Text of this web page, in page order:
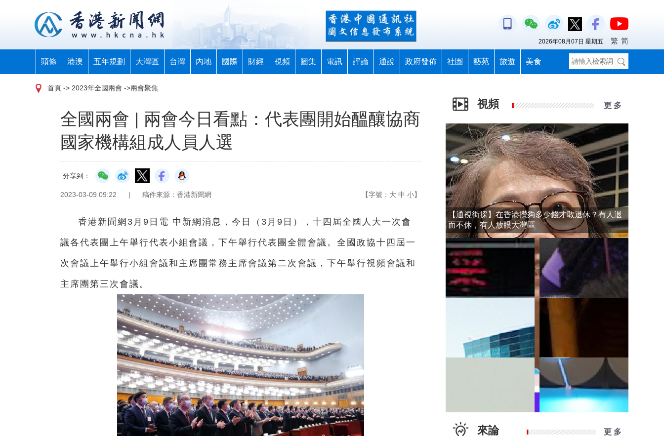
頭條 港澳 五年規劃 大灣區 台灣 內地 國際 財經 視頻 圖集 電訊 評論 通說 政府發佈 社團 藝苑 旅遊 美食
2026年08月07日 星期五 繁 简
首頁 -> 2023年全國兩會 ->兩會聚焦
全國兩會 | 兩會今日看點：代表團開始醞釀協商
國家機構組成人員人選
分享到：
2023-03-09 09:22 | 稿件來源：香港新聞網 【字號： 大 中 小】
香港新聞網3月9日電 中新網消息，今日（3月9日），十四屆全國人大一次會
議各代表團上午舉行代表小組會議，下午舉行代表團全體會議。全國政協十四屆一
次會議上午舉行小組會議和主席團常務主席會議第二次會議，下午舉行視頻會議和
主席團第三次會議。
視頻 更 多
【通視街採】在香港攢夠多少錢才敢退休？有人退
而不休，有人放眼大灣區
來論 更 多